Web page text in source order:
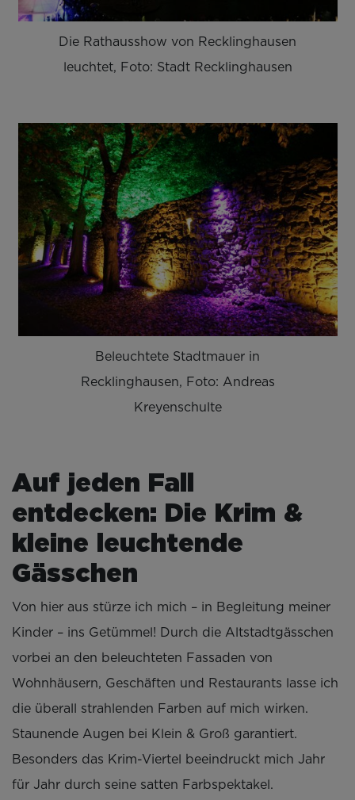
Die Rathausshow von Recklinghausen
leuchtet, Foto: Stadt Recklinghausen
Beleuchtete Stadtmauer in
Recklinghausen, Foto: Andreas
Kreyenschulte
Auf jeden Fall
entdecken: Die Krim &
kleine leuchtende
Gässchen
Von hier aus stürze ich mich – in Begleitung meiner
Kinder – ins Getümmel! Durch die Altstadtgässchen
vorbei an den beleuchteten Fassaden von
Wohnhäusern, Geschäften und Restaurants lasse ich
die überall strahlenden Farben auf mich wirken.
Staunende Augen bei Klein & Groß garantiert.
Besonders das Krim-Viertel beeindruckt mich Jahr
für Jahr durch seine satten Farbspektakel.